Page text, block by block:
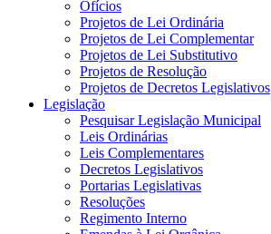
Ofícios
Projetos de Lei Ordinária
Projetos de Lei Complementar
Projetos de Lei Substitutivo
Projetos de Resolução
Projetos de Decretos Legislativos
Legislação
Pesquisar Legislação Municipal
Leis Ordinárias
Leis Complementares
Decretos Legislativos
Portarias Legislativas
Resoluções
Regimento Interno